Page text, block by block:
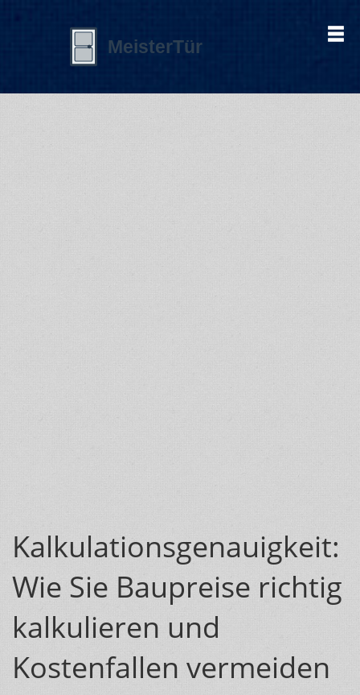
Kalkulationsgenauigkeit:
Wie Sie Baupreise richtig
kalkulieren und
Kostenfallen vermeiden